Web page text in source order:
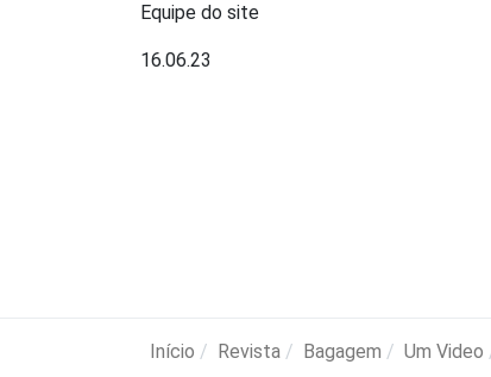
Equipe do site
16.06.23
Início Revista Bagagem Um Video